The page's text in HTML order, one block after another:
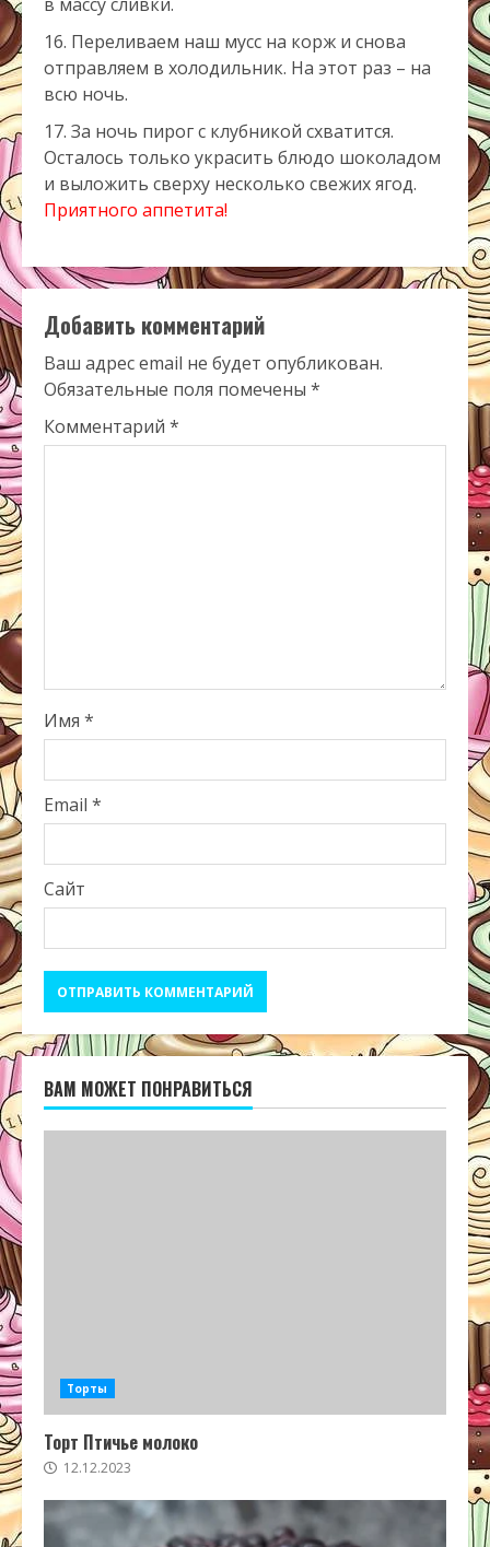
в массу сливки.
Переливаем наш мусс на корж и снова
отправляем в холодильник. На этот раз – на
всю ночь.
За ночь пирог с клубникой схватится.
Осталось только украсить блюдо шоколадом
и выложить сверху несколько свежих ягод.
Приятного аппетита!
Добавить комментарий
Ваш адрес email не будет опубликован.
Обязательные поля помечены *
Комментарий *
Имя *
Email *
Сайт
ВАМ МОЖЕТ ПОНРАВИТЬСЯ
Торты
Торт Птичье молоко
12.12.2023